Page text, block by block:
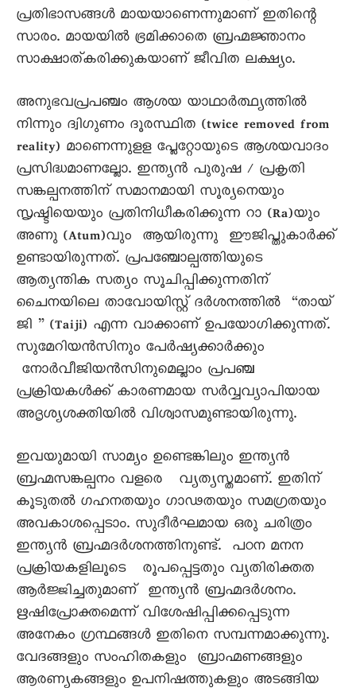
പ്രതിഭാസങ്ങൾ മായയാണെന്നുമാണ് ഇതിന്റെ
സാരം. മായയിൽ ഭ്രമിക്കാതെ ബ്രഹ്മജ്ഞാനം
സാക്ഷാത്കരിക്കുകയാണ് ജീവിത ലക്ഷ്യം.
അനുഭവപ്രപഞ്ചം ആശയ യാഥാർത്ഥ്യത്തിൽ
നിന്നും ദ്വിഗുണം ദൂരസ്ഥിത (twice removed from
reality) മാണെന്നുളള പ്ലേറ്റോയുടെ ആശയവാദം
പ്രസിദ്ധമാണല്ലോ. ഇന്ത്യൻ പുരുഷ / പ്രകൃതി
സങ്കല്പനത്തിന് സമാനമായി സൂര്യനെയും
സൃഷ്ടിയെയും പ്രതിനിധീകരിക്കുന്ന റാ (Ra)യും
അണു (Atum)വും ആയിരുന്നു ഈജിപ്തുകാർക്ക്
ഉണ്ടായിരുന്നത്. പ്രപഞ്ചോല്പത്തിയുടെ
ആത്യന്തിക സത്യം സൂചിപ്പിക്കുന്നതിന്
ചൈനയിലെ താവോയിസ്റ്റ് ദർശനത്തിൽ “തായ്
ജി ” (Taiji) എന്ന വാക്കാണ് ഉപയോഗിക്കുന്നത്.
സുമേറിയൻസിനും പേർഷ്യക്കാർക്കും
നോർവീജിയൻസിനുമെല്ലാം പ്രപഞ്ച
പ്രക്രിയകൾക്ക് കാരണമായ സർവ്വവ്യാപിയായ
അദൃശ്യശക്തിയിൽ വിശ്വാസമുണ്ടായിരുന്നു.
ഇവയുമായി സാമ്യം ഉണ്ടെങ്കിലും ഇന്ത്യൻ
ബ്രഹ്മസങ്കല്പനം വളരെ വ്യത്യസ്തമാണ്. ഇതിന്‌
കൂടുതൽ ഗഹനതയും ഗാഢതയും സമഗ്രതയും
അവകാശപ്പെടാം. സുദീർഘമായ ഒരു ചരിത്രം
ഇന്ത്യൻ ബ്രഹ്മദർശനത്തിനുണ്ട്. പഠന മനന
പ്രക്രിയകളിലൂടെ രൂപപ്പെട്ടതും വ്യതിരിക്തത
ആർജ്ജിച്ചതുമാണ് ഇന്ത്യൻ ബ്രഹ്മദർശനം.
ഋഷിപ്രോക്തമെന്ന് വിശേഷിപ്പിക്കപ്പെടുന്ന
അനേകം ഗ്രന്ഥങ്ങൾ ഇതിനെ സമ്പന്നമാക്കുന്നു.
വേദങ്ങളും സംഹിതകളും ബ്രാഹ്മണങ്ങളും
ആരണ്യകങ്ങളും ഉപനിഷത്തുകളും അടങ്ങിയ